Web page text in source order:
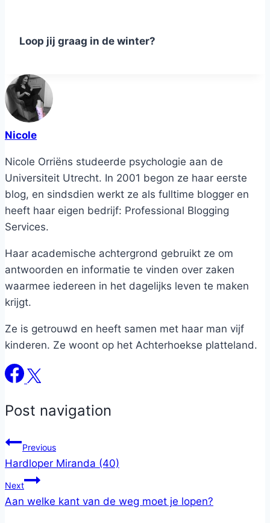
Loop jij graag in de winter?
Nicole
Nicole Orriëns studeerde psychologie aan de
Universiteit Utrecht. In 2001 begon ze haar eerste
blog, en sindsdien werkt ze als fulltime blogger en
heeft haar eigen bedrijf: Professional Blogging
Services.
Haar academische achtergrond gebruikt ze om
antwoorden en informatie te vinden over zaken
waarmee iedereen in het dagelijks leven te maken
krijgt.
Ze is getrouwd en heeft samen met haar man vijf
kinderen. Ze woont op het Achterhoekse platteland.
Post navigation
Previous
Hardloper Miranda (40)
Next
Aan welke kant van de weg moet je lopen?